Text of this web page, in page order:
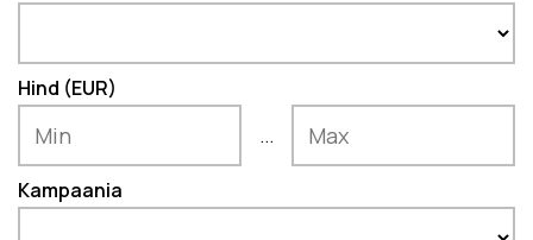
Hind (EUR)
...
Kampaania